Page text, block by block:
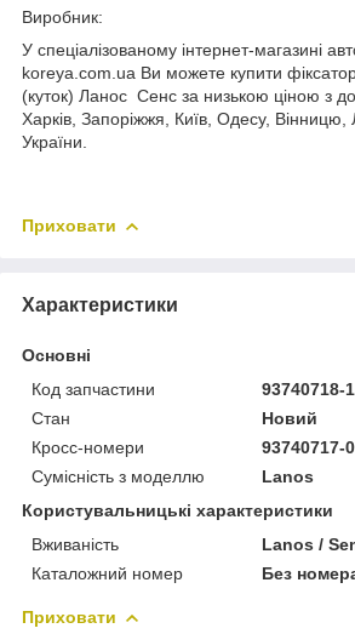
Виробник:
У спеціалізованому інтернет-магазині
koreya.com.ua Ви можете купити
(куток) Ланос Сенс за низькою ціною з
Харків, Запоріжжя, Київ, Одесу, Вінницю,
України.
Приховати
Характеристики
Основні
Код запчастини
93740718-1
Стан
Новий
Кросс-номери
93740717-
Сумісність з моделлю
Lanos
Користувальницькі характеристики
Вживаність
Lanos /
Каталожний номер
Без
Приховати